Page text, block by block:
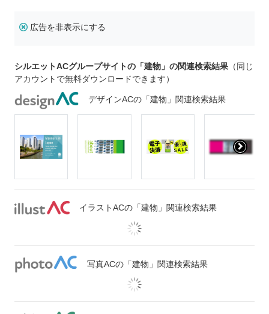
広告を非表示にする
シルエットACグループサイトの「建物」の関連検索結果 （同じ
アカウントで無料ダウンロードできます）
デザインACの「建物」関連検索結果
イラストACの「建物」関連検索結果
写真ACの「建物」関連検索結果